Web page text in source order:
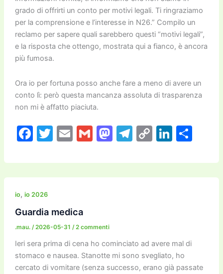
grado di offrirti un conto per motivi legali. Ti ringraziamo
per la comprensione e l’interesse in N26.” Compilo un
reclamo per sapere quali sarebbero questi “motivi legali”,
e la risposta che ottengo, mostrata qui a fianco, è ancora
più fumosa.
Ora io per fortuna posso anche fare a meno di avere un
conto lì: però questa mancanza assoluta di trasparenza
non mi è affatto piaciuta.
F
c
e
b
o
o
k
T
itt
er
E
ai
l
G
ai
l
M
st
o
T
e
gr
C
p
y
Li
k
e
C
n
di
io, io 2026
Guardia medica
.mau. /2026-05-31 /2 commenti
Ieri sera prima di cena ho cominciato ad avere mal di
stomaco e nausea. Stanotte mi sono svegliato, ho
cercato di vomitare (senza successo, erano già passate